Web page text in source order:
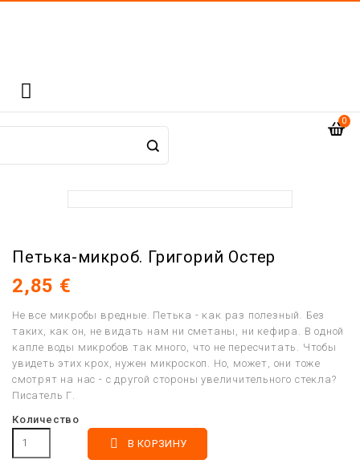

0
Петька-микроб. Григорий Остер
2,85 €
Не все микробы вредные. Петька - как раз полезный. Без
таких, как он, не видать нам ни сметаны, ни кефира. В одной
капле воды микробов так много, что не пересчитать. Чтобы
увидеть этих крох, нужен микроскоп. Но, может, они тоже
смотрят на нас - с другой стороны увеличительного стекла?
Писатель Г.
Количество
 В КОРЗИНУ